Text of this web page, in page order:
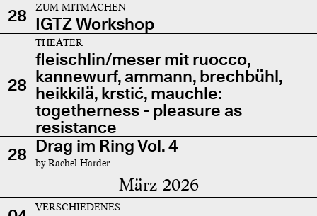
28
ZUM MITMACHEN
IGTZ Workshop
28
THEATER
fleischlin/meser mit ruocco,
kannewurf, ammann, brechbühl,
heikkilä, krstić, mauchle:
togetherness - pleasure as
resistance
28 Drag im Ring Vol. 4
by Rachel Harder
März 2026
VERSCHIEDENES